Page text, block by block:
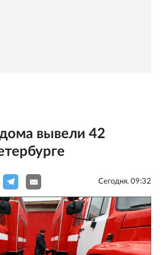
вывели 42
Сегодня, 09:32